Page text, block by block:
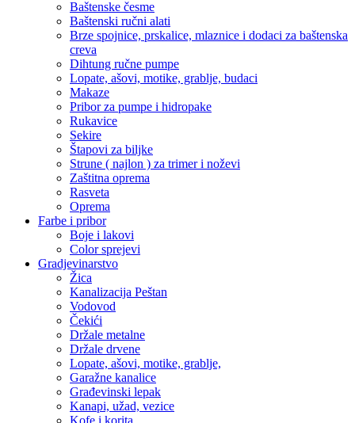
Baštenske česme
Baštenski ručni alati
Brze spojnice, prskalice, mlaznice i dodaci za baštenska
creva
Dihtung ručne pumpe
Lopate, ašovi, motike, grablje, budaci
Makaze
Pribor za pumpe i hidropake
Rukavice
Sekire
Štapovi za biljke
Strune ( najlon ) za trimer i noževi
Zaštitna oprema
Rasveta
Oprema
Farbe i pribor
Boje i lakovi
Color sprejevi
Gradjevinarstvo
Žica
Kanalizacija Peštan
Vodovod
Čekići
Držale metalne
Držale drvene
Lopate, ašovi, motike, grablje,
Garažne kanalice
Građevinski lepak
Kanapi, užad, vezice
Kofe i korita